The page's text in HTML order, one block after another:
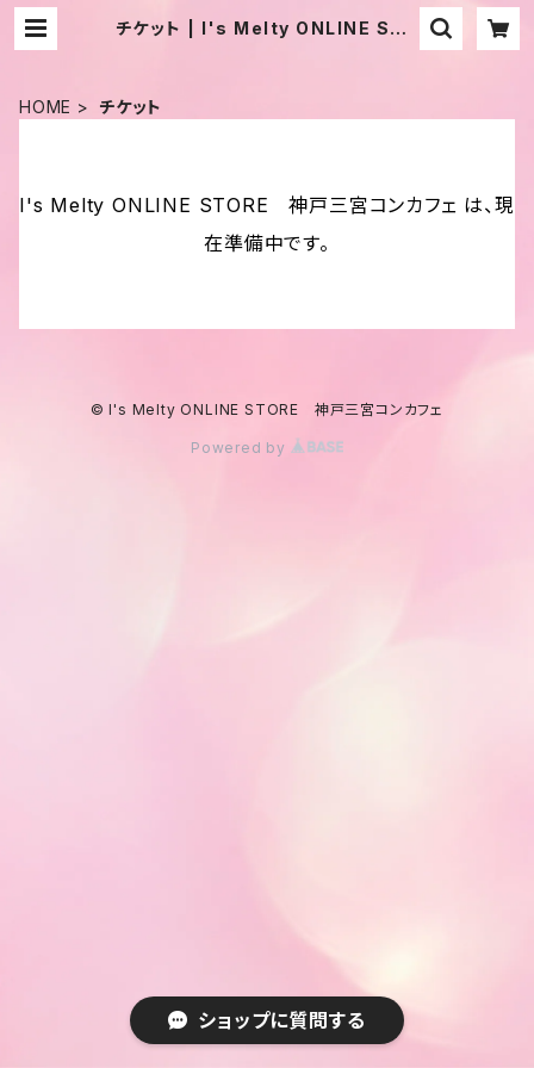
チケット | I's Melty ONLINE STO
HOME チケット
I's Melty ONLINE STORE 神戸三宮コンカフェ は、現
在準備中です。
© I's Melty ONLINE STORE 神戸三宮コンカフェ
Powered by
ショップに質問する